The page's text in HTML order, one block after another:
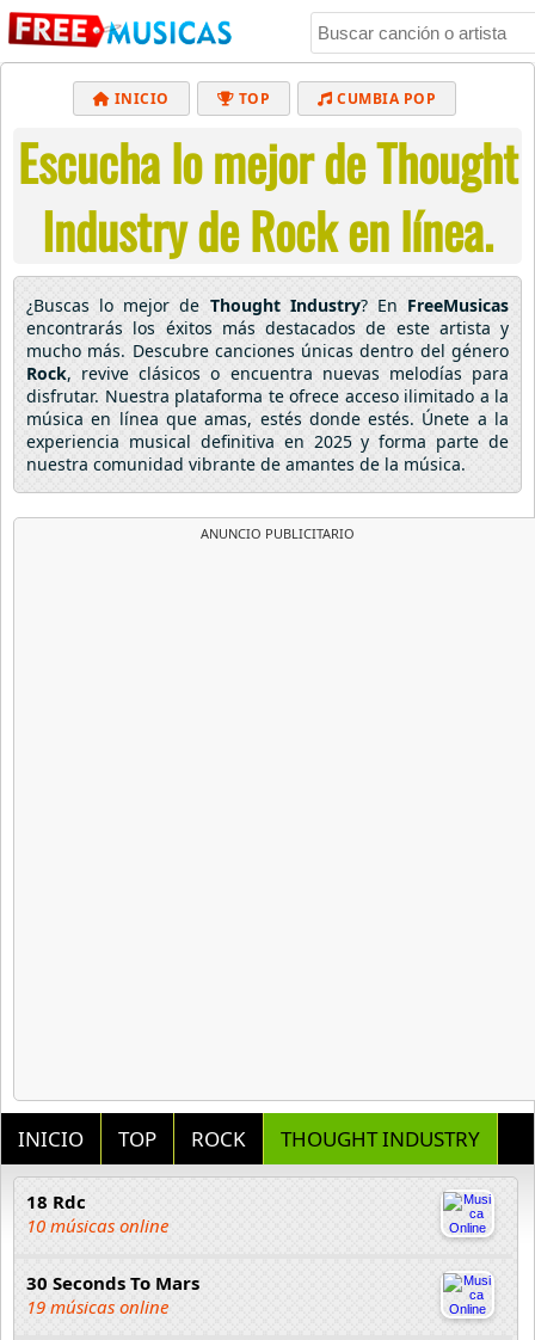
INICIO TOP CUMBIA POP
BACHATA MUSICA CRISTIANA
REGGAETON BALADAS ALTERNATIVO
ELECTRÓNICA CUMBIAS
Escucha lo mejor de Thought
Industry de Rock en línea.
¿Buscas lo mejor de Thought Industry? En FreeMusicas
encontrarás los éxitos más destacados de este artista y
mucho más. Descubre canciones únicas dentro del género
Rock, revive clásicos o encuentra nuevas melodías para
disfrutar. Nuestra plataforma te ofrece acceso ilimitado a la
música en línea que amas, estés donde estés. Únete a la
experiencia musical definitiva en 2025 y forma parte de
nuestra comunidad vibrante de amantes de la música.
ANUNCIO PUBLICITARIO
INICIO TOP ROCK THOUGHT INDUSTRY
18 Rdc
10 músicas online
30 Seconds To Mars
19 músicas online